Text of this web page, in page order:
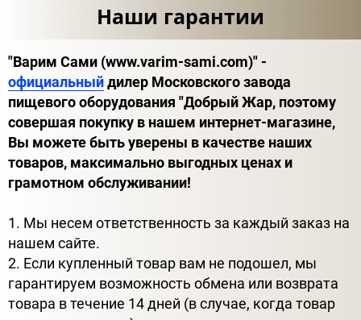
Наши гарантии
"Варим Сами (www.varim-sami.com)" -
официальныйдилер Московского завода
пищевого оборудования "Добрый Жар, поэтому
совершая покупку в нашем интернет-магазине,
Вы можете быть уверены в качестве наших
товаров, максимально выгодных ценах и
грамотном обслуживании!
1. Мы несем ответственность за каждый заказ на
нашем сайте.
2. Если купленный товар вам не подошел, мы
гарантируем возможность обмена или возврата
товара в течение 14 дней (в случае, когда товар